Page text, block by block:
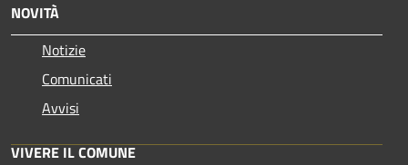
NOVITÀ
Notizie
Comunicati
Avvisi
VIVERE IL COMUNE